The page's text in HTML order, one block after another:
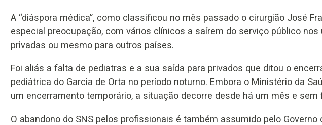
A “diáspora médica”, como classificou no mês passado o cirurgião José
especial preocupação, com vários clínicos a saírem do serviço público nos
privadas ou mesmo para outros países.
Foi aliás a falta de pediatras e a sua saída para privados que ditou o
pediátrica do Garcia de Orta no período noturno. Embora o Ministério da
um encerramento temporário, a situação decorre desde há um mês e sem
O abandono do SNS pelos profissionais é também assumido pelo